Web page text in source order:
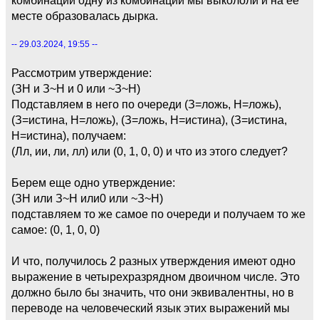
месте образовалась дырка.
-- 29.03.2024, 19:55 --
Рассмотрим утверждение:
(ЗН и З~Н и 0 или ~З~Н)
Подставляем в него по очереди (З=ложь, Н=ложь),
(З=истина, Н=ложь), (З=ложь, Н=истина), (З=истина,
Н=истина), получаем:
(Лл, ии, ли, лл) или (0, 1, 0, 0) и что из этого следует?
Берем еще одно утверждение:
(ЗН или З~Н или0 или ~З~Н)
подставляем то же самое по очереди и получаем то же
самое: (0, 1, 0, 0)
И что, получилось 2 разных утверждения имеют одно
выражение в четырехразрядном двоичном числе. Это
должно было бы значить, что они эквивалентны, но в
переводе на человеческий язык этих выражений мы